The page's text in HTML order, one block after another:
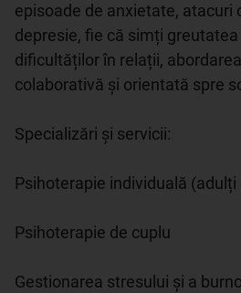
episoade de anxietate, atacuri
depresie, fie că simți
dificultăților în relații,
colaborativă și orientată spre
Specializări și servicii:
Psihoterapie individuală
Psihoterapie de cuplu
Gestionarea stresului și a